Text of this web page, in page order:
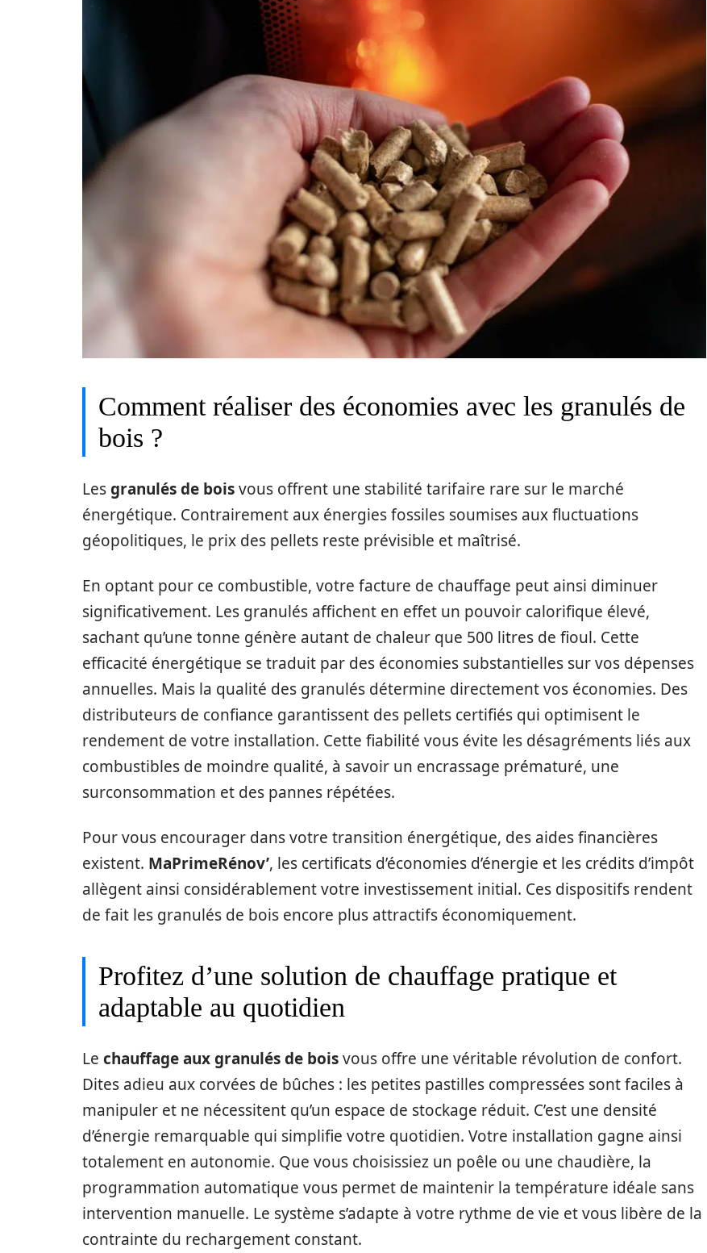
Comment réaliser des économies avec les granulés de
bois ?
Lesgranulés de boisvous offrent une stabilité tarifaire rare sur le marché
énergétique. Contrairement aux énergies fossiles soumises aux fluctuations
géopolitiques, le prix des pellets reste prévisible et maîtrisé.
En optant pour ce combustible, votre facture de chauffage peut ainsi diminuer
significativement. Les granulés affichent en effet un pouvoir calorifique élevé,
sachant qu’une tonne génère autant de chaleur que 500 litres de fioul. Cette
efficacité énergétique se traduit par des économies substantielles sur vos dépenses
annuelles. Mais la qualité des granulés détermine directement vos économies. Des
distributeurs de confiance garantissent des pellets certifiés qui optimisent le
rendement de votre installation. Cette fiabilité vous évite les désagréments liés aux
combustibles de moindre qualité, à savoir un encrassage prématuré, une
surconsommation et des pannes répétées.
Pour vous encourager dans votre transition énergétique, des aides financières
existent. MaPrimeRénov’, les certificats d’économies d’énergie et les crédits d’impôt
allègent ainsi considérablement votre investissement initial. Ces dispositifs rendent
de fait les granulés de bois encore plus attractifs économiquement.
Profitez d’une solution de chauffage pratique et
adaptable au quotidien
Le chauffage aux granulés de boisvous offre une véritable révolution de confort.
Dites adieu aux corvées de bûches : les petites pastilles compressées sont faciles à
manipuler et ne nécessitent qu’un espace de stockage réduit. C’est une densité
d’énergie remarquable qui simplifie votre quotidien. Votre installation gagne ainsi
totalement en autonomie. Que vous choisissiez un poêle ou une chaudière, la
programmation automatique vous permet de maintenir la température idéale sans
intervention manuelle. Le système s’adapte à votre rythme de vie et vous libère de la
contrainte du rechargement constant.